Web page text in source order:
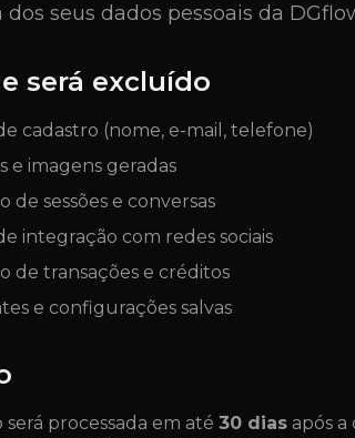
seus dados pessoais da
será excluído
cadastro (nome, e-mail, telefone)
e imagens geradas
de sessões e conversas
integração com redes sociais
de transações e créditos
e configurações salvas
será processada em até 30 dias após